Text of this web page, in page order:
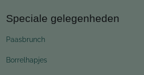
Speciale gelegenheden
Paasbrunch
Borrelhapjes